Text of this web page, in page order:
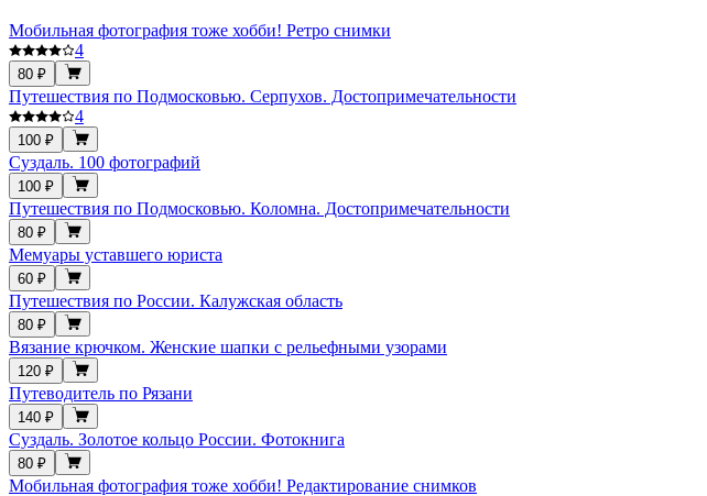
Мобильная фотография тоже хобби! Ретро снимки
4
80 ₽
Путешествия по Подмосковью. Серпухов. Достопримечательности
4
100 ₽
Суздаль. 100 фотографий
100 ₽
Путешествия по Подмосковью. Коломна. Достопримечательности
80 ₽
Мемуары уставшего юриста
60 ₽
Путешествия по России. Калужская область
80 ₽
Вязание крючком. Женские шапки с рельефными узорами
120 ₽
Путеводитель по Рязани
140 ₽
Суздаль. Золотое кольцо России. Фотокнига
80 ₽
Мобильная фотография тоже хобби! Редактирование снимков